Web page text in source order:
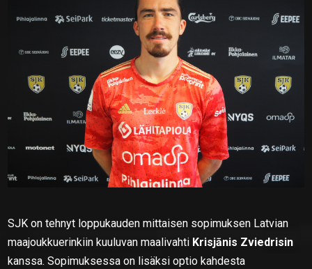
SJK on tehnyt loppukauden mittaisen sopimuksen Latvian
maajoukkuerinkiin kuuluvan maalivahti Krisjānis Zviedrisin
kanssa. Sopimuksessa on lisäksi optio kahdesta